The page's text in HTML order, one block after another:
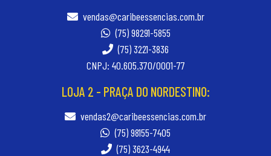
vendas@caribeessencias.com.br
(75) 98291-5855
(75) 3221-3836
CNPJ: 40.605.370/0001-77
LOJA 2 - PRAÇA DO NORDESTINO:
vendas2@caribeessencias.com.br
(75) 98155-7405
(75) 3623-4944